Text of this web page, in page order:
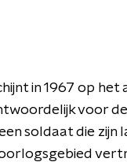
in 1967 op het
voor
soldaat die